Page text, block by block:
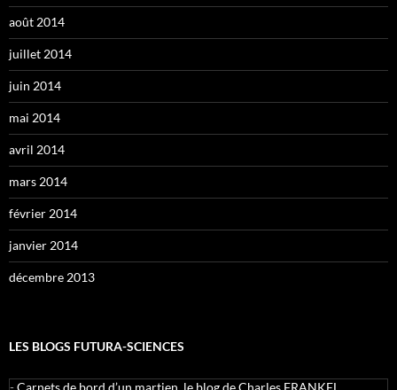
août 2014
juillet 2014
juin 2014
mai 2014
avril 2014
mars 2014
février 2014
janvier 2014
décembre 2013
LES BLOGS FUTURA-SCIENCES
-Carnets de bord d’un martien, le blog de Charles FRANKEL,